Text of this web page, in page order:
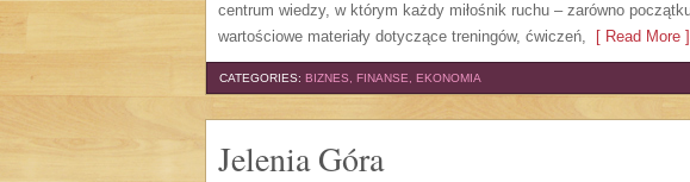
centrum wiedzy, w którym każdy miłośnik ruchu – zarówno
wartościowe materiały dotyczące treningów, ćwiczeń, [ Read More ]
CATEGORIES: BIZNES, FINANSE, EKONOMIA
Jelenia Góra